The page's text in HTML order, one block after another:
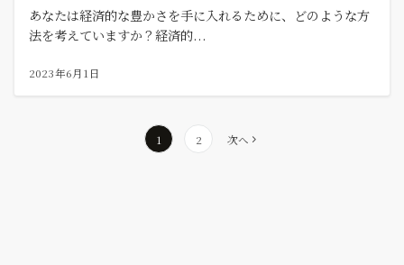
あなたは経済的な豊かさを手に入れるために、どのような方
法を考えていますか？経済的...
2023年6月1日
1 2 次へ